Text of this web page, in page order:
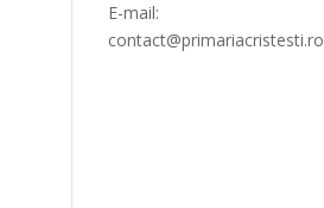
E-mail:
contact@primariacristesti.ro